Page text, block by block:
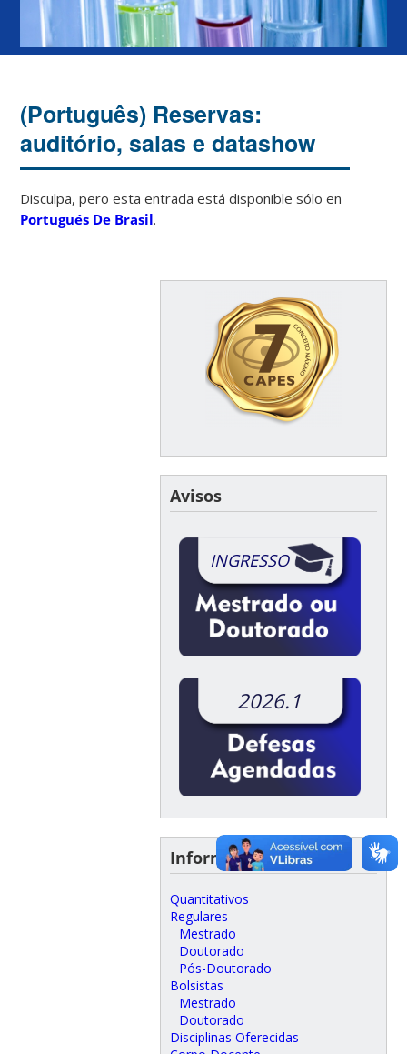
(Português) Reservas:
auditório, salas e datashow
Disculpa, pero esta entrada está disponible sólo en
Portugués De Brasil.
Avisos
INGRESSO
2026.1
Informações do Curso
Quantitativos
Regulares
Mestrado
Doutorado
Pós-Doutorado
Bolsistas
Mestrado
Doutorado
Disciplinas Oferecidas